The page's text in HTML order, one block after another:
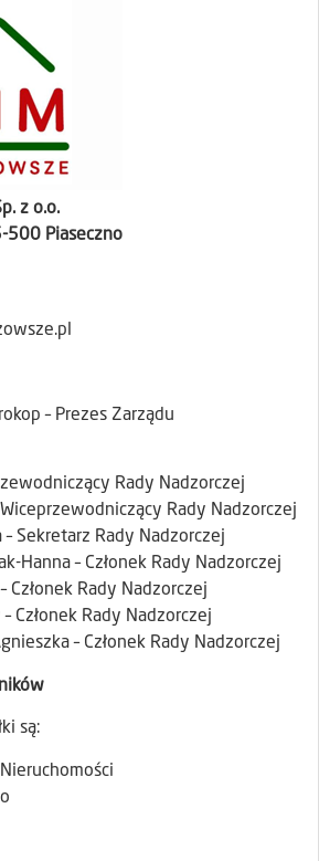
z o.o.
500 Piaseczno
– Prezes Zarządu
Rady Nadzorczej
Wiceprzewodniczący Rady Nadzorczej
– Sekretarz Rady Nadzorczej
Hanna – Członek Rady Nadzorczej
Członek Rady Nadzorczej
Członek Rady Nadzorczej
– Członek Rady Nadzorczej
są: